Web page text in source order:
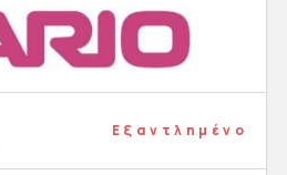
Εξαντλημένο